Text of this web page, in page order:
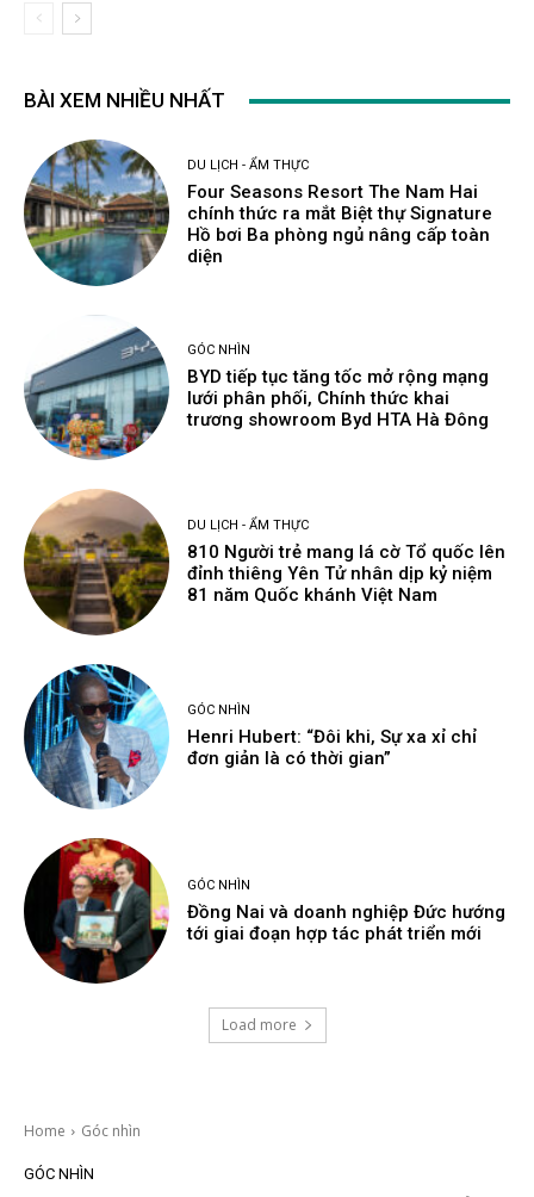
BÀI XEM NHIỀU NHẤT
DU LỊCH - ẨM THỰC
Four Seasons Resort The Nam Hai
chính thức ra mắt Biệt thự Signature
Hồ bơi Ba phòng ngủ nâng cấp toàn
diện
GÓC NHÌN
BYD tiếp tục tăng tốc mở rộng mạng
lưới phân phối, Chính thức khai
trương showroom Byd HTA Hà Đông
DU LỊCH - ẨM THỰC
810 Người trẻ mang lá cờ Tổ quốc lên
đỉnh thiêng Yên Tử nhân dịp kỷ niệm
81 năm Quốc khánh Việt Nam
GÓC NHÌN
Henri Hubert: “Đôi khi, Sự xa xỉ chỉ
đơn giản là có thời gian”
GÓC NHÌN
Đồng Nai và doanh nghiệp Đức hướng
tới giai đoạn hợp tác phát triển mới
Load more